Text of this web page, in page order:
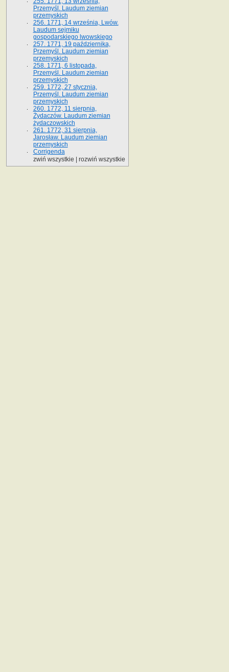
Przemyśl. Laudum ziemian
przemyskich
256. 1771, 14 września, Lwów.
Laudum sejmiku
gospodarskiego lwowskiego
257. 1771, 19 października,
Przemyśl. Laudum ziemian
przemyskich
258. 1771, 6 listopada,
Przemyśl. Laudum ziemian
przemyskich
259. 1772, 27 stycznia,
Przemyśl. Laudum ziemian
przemyskich
260. 1772, 11 sierpnia,
Żydaczów. Laudum ziemian
żydaczowskich
261. 1772, 31 sierpnia,
Jarosław. Laudum ziemian
przemyskich
Corrigenda
zwiń wszystkie
rozwiń wszystkie